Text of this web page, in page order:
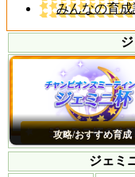
みんなの育成
攻略/おすすめ育成
ジェミ